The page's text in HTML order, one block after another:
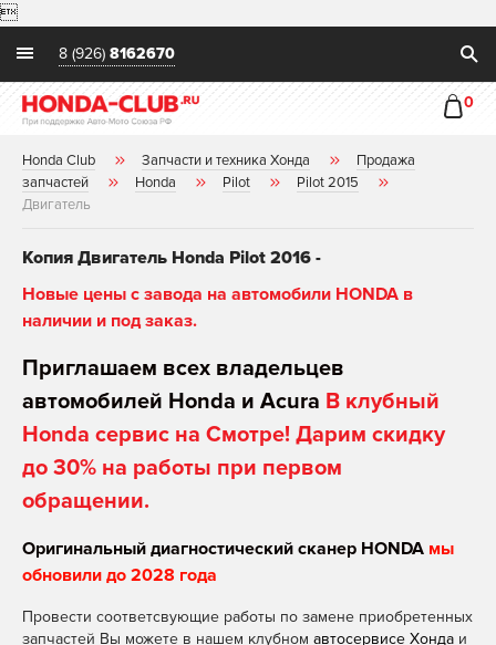

8 (926) 8162670
0
Honda Club Запчасти и техника Хонда
Продажа
запчастей
Honda Pilot
Pilot 2015
Двигатель
Копия Двигатель Honda Pilot 2016 -
Новые цены с завода на автомобили HONDA в
наличии и под заказ.
Приглашаем всех владельцев
автомобилей Honda и Acura В клубный
Honda сервис на Смотре! Дарим скидку
до 30% на работы при первом
обращении.
Оригинальный диагностический сканер HONDA мы
обновили до 2028 года
Провести соответсвующие работы по замене приобретенных
запчастей Вы можете в нашем клубном автосервисе Хонда и